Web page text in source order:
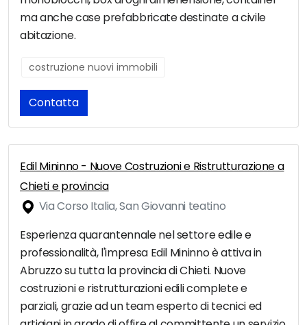
ma anche case prefabbricate destinate a civile
abitazione.
costruzione nuovi immobili
Contatta
Edil Mininno - Nuove Costruzioni e Ristrutturazione a
Chieti e provincia
Via Corso Italia, San Giovanni teatino
Esperienza quarantennale nel settore edile e
professionalità, l'impresa Edil Mininno è attiva in
Abruzzo su tutta la provincia di Chieti. Nuove
costruzioni e ristrutturazioni edili complete e
parziali, grazie ad un team esperto di tecnici ed